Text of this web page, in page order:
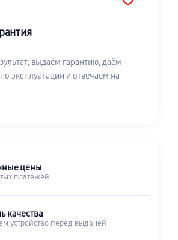
выдаём гарантию, даём
эксплуатации и отвечаем на
цены
платежей
качества
устройство перед выдачей